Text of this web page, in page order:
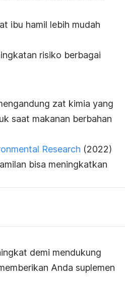
ibu hamil lebih mudah
risiko berbagai
zat kimia yang
saat makanan berbahan
Research (2022)
bisa meningkatkan
demi mendukung
Anda suplemen